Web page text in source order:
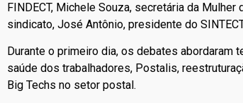
FINDECT, Michele Souza, secretária da
sindicato, José Antônio, presidente do
Durante o primeiro dia, os debates abordaram
saúde dos trabalhadores, Postalis,
Big Techs no setor postal.